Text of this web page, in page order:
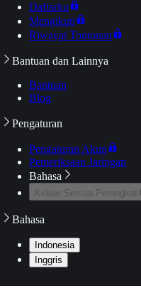
Daftarku
Mengikuti
Riwayat Tontonan
Bantuan dan Lainnya
Bantuan
Blog
Pengaturan
Pengaturan Akun
Pemeriksaan Jaringan
Bahasa
Keluar Semua Perangkat
Bahasa
Indonesia
Inggris